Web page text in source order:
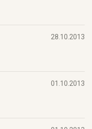
28.10.2013
01.10.2013